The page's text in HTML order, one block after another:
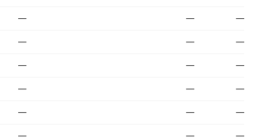
— — —
— — —
— — —
— — —
— — —
— — —